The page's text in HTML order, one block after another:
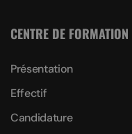
CENTRE DE FORMATION
Présentation
Effectif
Candidature